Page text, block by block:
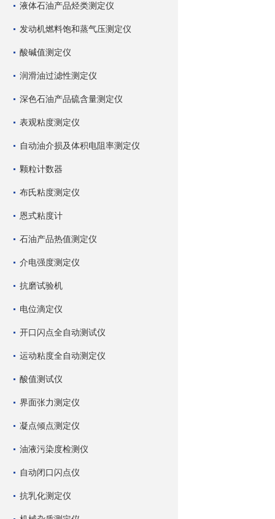
液体石油产品烃类测定仪
发动机燃料饱和蒸气压测定仪
酸碱值测定仪
润滑油过滤性测定仪
深色石油产品硫含量测定仪
表观粘度测定仪
自动油介损及体积电阻率测定仪
颗粒计数器
布氏粘度测定仪
恩式粘度计
石油产品热值测定仪
介电强度测定仪
抗磨试验机
电位滴定仪
开口闪点全自动测试仪
运动粘度全自动测定仪
酸值测试仪
界面张力测定仪
凝点倾点测定仪
油液污染度检测仪
自动闭口闪点仪
抗乳化测定仪